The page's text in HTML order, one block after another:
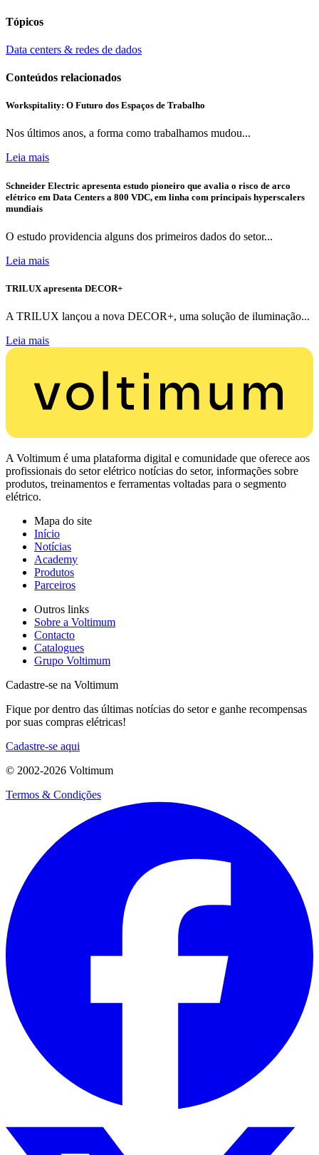
Tópicos
Data centers & redes de dados
Conteúdos relacionados
Workspitality: O Futuro dos Espaços de Trabalho
Nos últimos anos, a forma como trabalhamos mudou...
Leia mais
Schneider Electric apresenta estudo pioneiro que avalia o risco de arco
elétrico em Data Centers a 800 VDC, em linha com principais hyperscalers
mundiais
O estudo providencia alguns dos primeiros dados do setor...
Leia mais
TRILUX apresenta DECOR+
A TRILUX lançou a nova DECOR+, uma solução de iluminação...
Leia mais
A Voltimum é uma plataforma digital e comunidade que oferece aos
profissionais do setor elétrico notícias do setor, informações sobre
produtos, treinamentos e ferramentas voltadas para o segmento
elétrico.
Mapa do site
Início
Notícias
Academy
Produtos
Parceiros
Outros links
Sobre a Voltimum
Contacto
Catalogues
Grupo Voltimum
Cadastre-se na Voltimum
Fique por dentro das últimas notícias do setor e ganhe recompensas
por suas compras elétricas!
Cadastre-se aqui
© 2002-2026 Voltimum
Termos & Condições